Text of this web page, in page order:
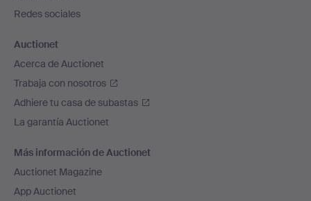
página
Redes sociales
Auctionet
Acerca de Auctionet
Trabaja con nosotros
Adhiere tu casa de subastas
La garantía Auctionet
Más información de Auctionet
Auctionet Magazine
App Auctionet